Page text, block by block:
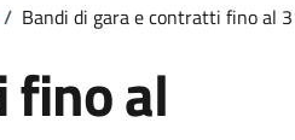
/ Bandi di gara e contratti fino al
fino al